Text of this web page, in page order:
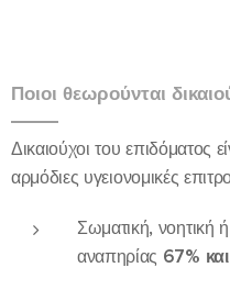
Ποιοι θεωρούνται
Δικαιούχοι του επιδόματος
αρμόδιες υγειονομικές
Σωματική, νοητική
αναπηρίας 67%